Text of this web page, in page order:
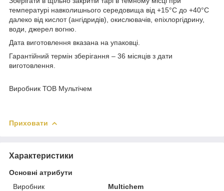
температурі навколишнього середовища від +15°С до +40°С
далеко від кислот (ангідридів), окислювачів, епіхлоргідрину,
води, джерел вогню.
Дата виготовлення вказана на упаковці.
Гарантійний термін зберігання – 36 місяців з дати
виготовлення.
Виробник ТОВ Мультічем
Приховати
Характеристики
Основні атрибути
Виробник
Multichem